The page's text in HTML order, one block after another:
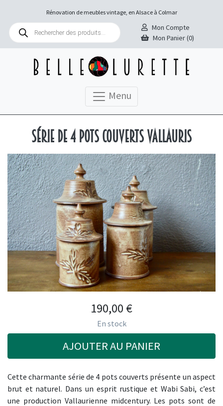
Rénovation de meubles vintage, en Alsace à Colmar
Recherche
produits
Mon Compte
Mon Panier (0)
Menu
Série de 4 pots couverts Vallauris
190,00 €
En stock
AJOUTER AU PANIER
Cette charmante série de 4 pots couverts présente un aspect
brut et naturel. Dans un esprit rustique et Wabi Sabi, c’est
une production Vallaurienne midcentury. Les pots sont de